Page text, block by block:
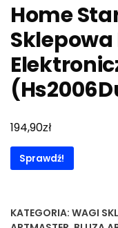
Home
194,90zł
Sprawdź!
KATEGORIA: WAGI